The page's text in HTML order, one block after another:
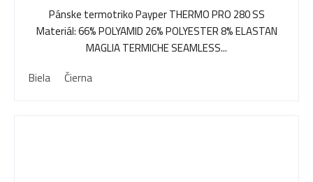
Pánske termotriko Payper THERMO PRO 280 SS
Materiál: 66% POLYAMID 26% POLYESTER 8% ELASTAN
MAGLIA TERMICHE SEAMLESS...
Biela
Čierna